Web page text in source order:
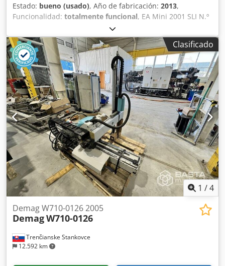
Estado: bueno (usado), Año de fabricación: 2013,
Funcionalidad: totalmente funcional, EA Mini 2001 SLI N.º
de inventario: 503612 Tipo de máquina / Dispositivo: Robot
recoge bebedero (Angusspicker) Fabricante: Geiger
Modelo: EA Mini 2001 SLI Año de fabricación: 2013 - Todos
los ejes accionados neumáticamente - Repetibilidad: ±0,2
mm - Peso combinado de pieza y pinza: hasta 2 kg -
Tensión de red: 230/110 V (50/60Hz) - Conexión de aire
comprimido: 6 bar - Consumo aprox. 10 Nl/ciclo (sin vacío)
- Todas las señales EUROMAP 67 Dcodoxy I E Sjpfx Apbsk -
Módulo giratorio eje B - Circuito de vacío - Pinza metálica
AJ2012 - Consola deslizante de 500 mm - Sistema único de
desplazamiento rápido en eje Y - Evaluación de rechazos
Interfaz para máquina de moldeo por inyección: EUROMAP
67
Clasificado
1 /4
Trenčianske Stankovce
12.592 km
Demag W710-0126 2005
DemagW710-0126